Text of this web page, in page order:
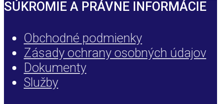
SÚKROMIE A PRÁVNE INFORMÁCIE
Obchodné podmienky
Zásady ochrany osobných údajov
Dokumenty
Služby